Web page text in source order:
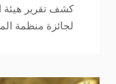
كشف تقرير هيئة
لجائزة منظمة